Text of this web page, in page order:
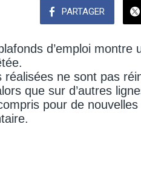
PARTAGER
d’emploi
réalisées ne sont pas
que sur d’autres
pour de